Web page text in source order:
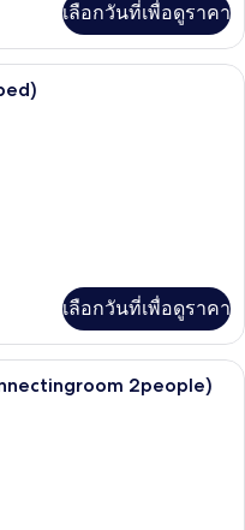
เลือกวันที่เพื่อดูราคา
สแตนดาร์ด, ปลอดบุหรี่ (with
เลือกวันที่เพื่อดูราคา
วมขนเป็ด, ผ้าม่านกันแสง, เตารีด/
2people)